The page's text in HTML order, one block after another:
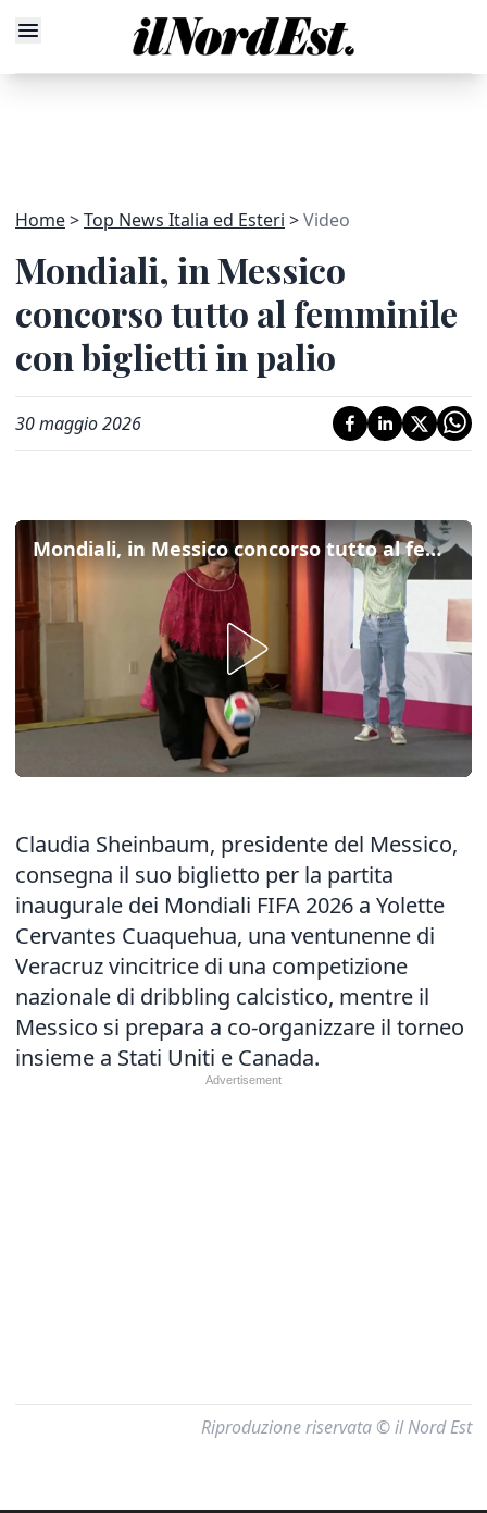
Home Top News Italia ed Esteri Video
Mondiali, in Messico
concorso tutto al femminile
con biglietti in palio
30 maggio 2026
Mondiali, in Messico concorso tutto al femminile con biglietti in palio
Claudia Sheinbaum, presidente del Messico,
consegna il suo biglietto per la partita
inaugurale dei Mondiali FIFA 2026 a Yolette
Cervantes Cuaquehua, una ventunenne di
Veracruz vincitrice di una competizione
nazionale di dribbling calcistico, mentre il
Messico si prepara a co-organizzare il torneo
insieme a Stati Uniti e Canada.
Riproduzione riservata © il Nord Est